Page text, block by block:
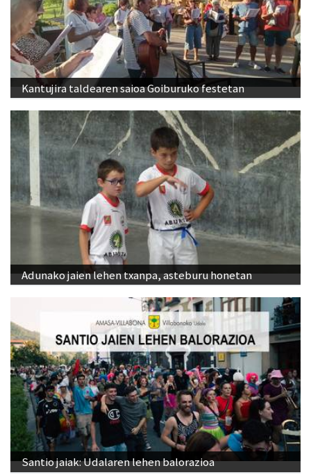
Kantujira taldearen saioa Goiburuko festetan
Adunako jaien lehen txanpa, asteburu honetan
Santio jaiak: Udalaren lehen balorazioa